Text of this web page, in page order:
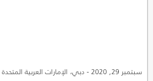
سبتمبر 29, 2020 - دبي، الإمارات العربية المتحدة